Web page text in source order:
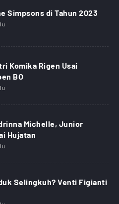
Simpsons di Tahun 2023
Komika Rigen Usai
BO
Michelle, Junior
Hujatan
Selingkuh? Venti Figianti